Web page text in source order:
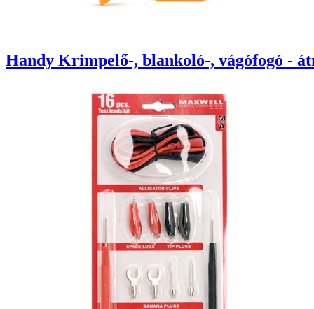
Handy Krimpelő-, blankoló-, vágófogó -